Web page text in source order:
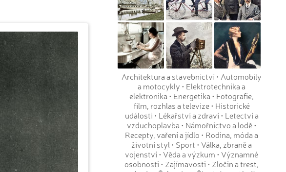
Architektura a stavebnictví• Automobily
a motocykly • Elektrotechnika a
elektronika • Energetika • Fotografie,
film, rozhlas a televize• Historické
události • Lékařství a zdraví• Letectví a
vzduchoplavba • Námořnictvo a lodě•
Recepty, vaření a jídlo • Rodina, móda a
životní styl • Sport • Válka, zbraně a
vojenství• Věda a výzkum • Významné
osobnosti • Zajímavosti • Zločin a trest,